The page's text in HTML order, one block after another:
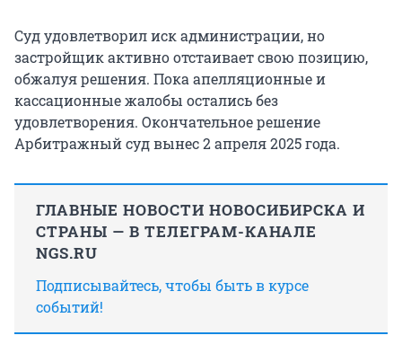
Суд удовлетворил иск администрации, но
застройщик активно отстаивает свою позицию,
обжалуя решения. Пока апелляционные и
кассационные жалобы остались без
удовлетворения. Окончательное решение
Арбитражный суд вынес 2 апреля 2025 года.
ГЛАВНЫЕ НОВОСТИ НОВОСИБИРСКА И
СТРАНЫ — В ТЕЛЕГРАМ-КАНАЛЕ
NGS.RU
Подписывайтесь, чтобы быть в курсе
событий!